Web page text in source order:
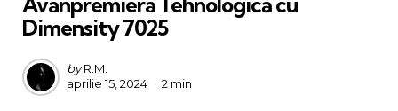
Dimensity 7025
Posted
by
by R.M.
aprilie 15, 2024
2 min